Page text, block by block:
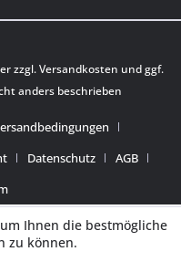
zzgl.Versandkosten und ggf.
anders beschrieben
Datenschutz
AGB
Ihnen die bestmögliche
zu können.